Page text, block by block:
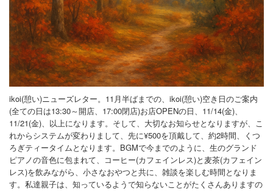
ikoi(憩い)ニューズレター。11月半ばまでの、ikoi(憩い)空き日のご案内
(全ての日は13:30～開店、17:00閉店)お店OPENの日、11/14(金)、
11/21(金)、以上になります。そして、大切なお知らせとなりますが、こ
れからシステムが変わりまして、先に¥500を頂戴して、約2時間、くつ
ろぎティータイムとなります。BGMで今までのように、生のグランド
ピアノの音色に包まれて、コーヒー(カフェインレス)と麦茶(カフェイン
レス)を飲みながら、小さなおやつと共に、雑談を楽しむ時間となりま
す。私達親子は、知っているようで知らないことがたくさんありますの